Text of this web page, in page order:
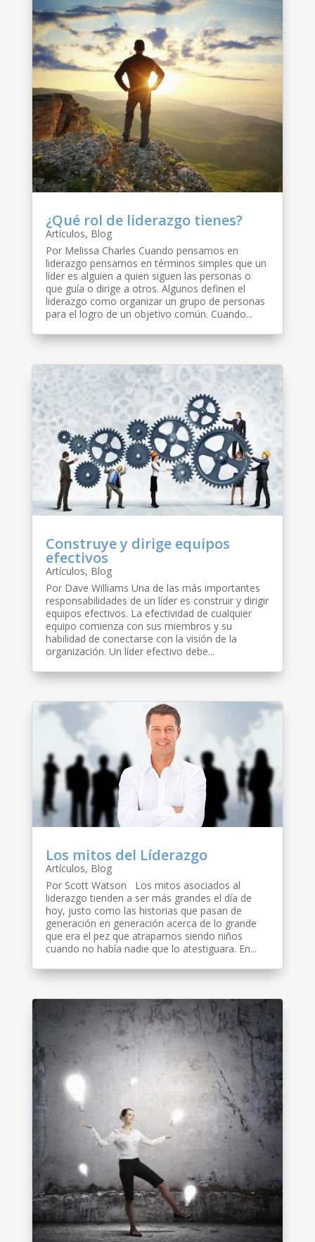
¿Qué rol de liderazgo tienes?
Artículos, Blog
Por Melissa Charles Cuando pensamos en
liderazgo pensamos en términos simples que un
líder es alguien a quien siguen las personas o
que guía o dirige a otros. Algunos definen el
liderazgo como organizar un grupo de personas
para el logro de un objetivo común. Cuando...
Construye y dirige equipos
efectivos
Artículos, Blog
Por Dave Williams Una de las más importantes
responsabilidades de un líder es construir y dirigir
equipos efectivos. La efectividad de cualquier
equipo comienza con sus miembros y su
habilidad de conectarse con la visión de la
organización. Un líder efectivo debe...
Los mitos del Líderazgo
Artículos, Blog
Por Scott Watson Los mitos asociados al
liderazgo tienden a ser más grandes el día de
hoy, justo como las historias que pasan de
generación en generación acerca de lo grande
que era el pez que atrapamos siendo niños
cuando no había nadie que lo atestiguara. En...